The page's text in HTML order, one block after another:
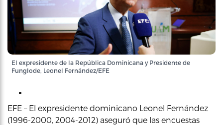
El expresidente de la República Dominicana y Presidente de
Funglode, Leonel Fernández/EFE
EFE – El expresidente dominicano Leonel Fernández
(1996-2000, 2004-2012) aseguró que las encuestas